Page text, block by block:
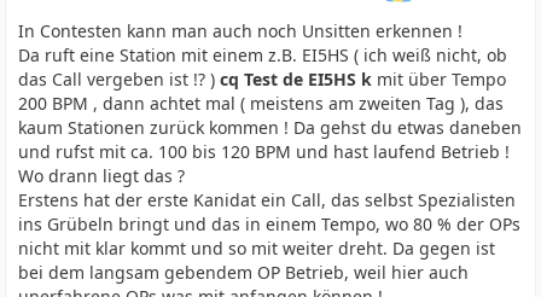
In Contesten kann man auch noch Unsitten erkennen !
Da ruft eine Station mit einem z.B. EI5HS ( ich weiß nicht, ob
das Call vergeben ist !? )cq Test de EI5HS k mit über Tempo
200 BPM , dann achtet mal ( meistens am zweiten Tag ), das
kaum Stationen zurück kommen ! Da gehst du etwas daneben
und rufst mit ca. 100 bis 120 BPM und hast laufend Betrieb !
Wo drann liegt das ?
Erstens hat der erste Kanidat ein Call, das selbst Spezialisten
ins Grübeln bringt und das in einem Tempo, wo 80 % der OPs
nicht mit klar kommt und so mit weiter dreht. Da gegen ist
bei dem langsam gebendem OP Betrieb, weil hier auch